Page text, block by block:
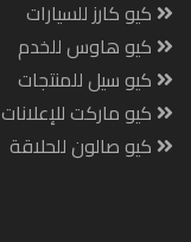
كيو كارز للسيارات
كيو هاوس للخدم
كيو سيل للمنتجات
كيو ماركت للإعلانات
كيو صالون للحلاقة